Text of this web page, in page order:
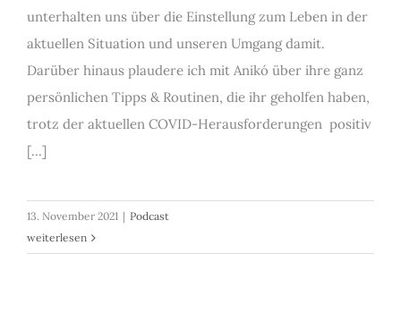
unterhalten uns über die Einstellung zum Leben in der
aktuellen Situation und unseren Umgang damit.
Darüber hinaus plaudere ich mit Anikó über ihre ganz
persönlichen Tipps & Routinen, die ihr geholfen haben,
trotz der aktuellen COVID-Herausforderungen positiv
[...]
13. November 2021 | Podcast
weiterlesen